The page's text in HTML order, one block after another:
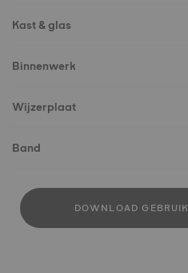
Kast & glas
Binnenwerk
Wijzerplaat
Band
DOWNLOAD